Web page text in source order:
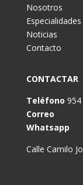
Nosotros
Especialidades
Noticias
Contacto
CONTACTAR
Teléfono
Correo
Whatsapp
Calle Camilo